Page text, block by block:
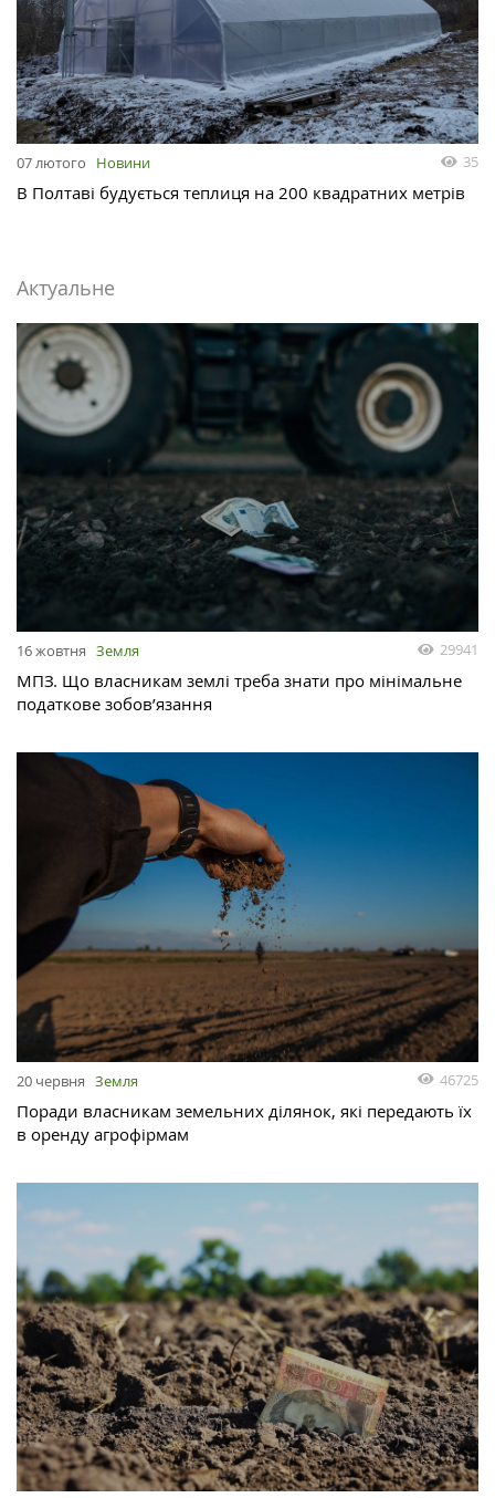
07 лютого Новини 35
В Полтаві будується теплиця на 200 квадратних метрів
Актуальне
16 жовтня Земля 29941
МПЗ. Що власникам землі треба знати про мінімальне
податкове зобов’язання
20 червня Земля 46725
Поради власникам земельних ділянок, які передають їх
в оренду агрофірмам